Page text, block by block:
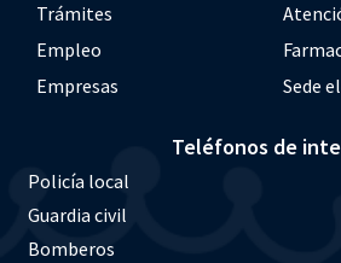
Trámites
Empleo
Empresas
Sede
Teléfonos de
Policía local
Guardia civil
Bomberos